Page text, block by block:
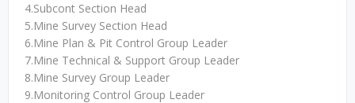
4.Subcont Section Head
5.Mine Survey Section Head
6.Mine Plan & Pit Control Group Leader
7.Mine Technical & Support Group Leader
8.Mine Survey Group Leader
9.Monitoring Control Group Leader